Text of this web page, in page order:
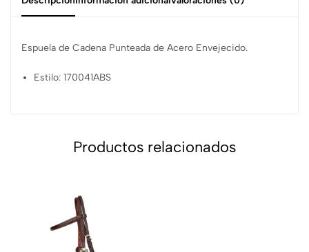
Espuela de Cadena Punteada de Acero Envejecido.
Estilo: 170041ABS
Productos relacionados